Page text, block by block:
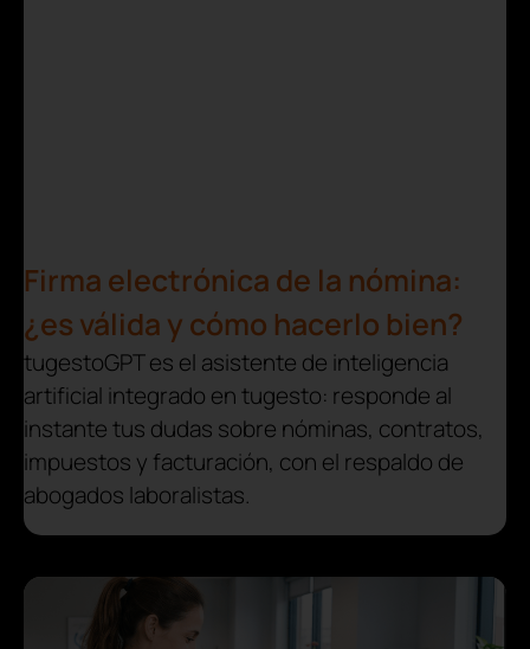
Firma electrónica de la nómina:
¿es válida y cómo hacerlo bien?
tugestoGPT es el asistente de inteligencia
artificial integrado en tugesto: responde al
instante tus dudas sobre nóminas, contratos,
impuestos y facturación, con el respaldo de
abogados laboralistas.